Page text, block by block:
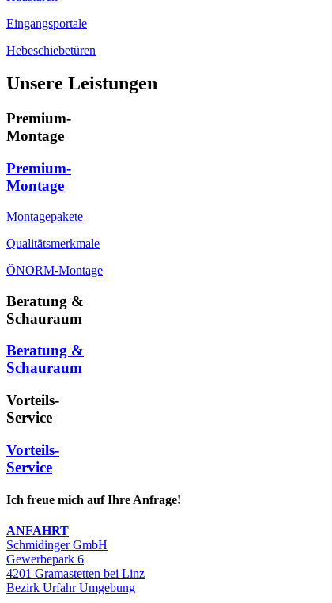
Eingangsportale
Hebeschiebetüren
Unsere Leistungen
Premium-
Montage
Premium-
Montage
Montagepakete
Qualitätsmerkmale
ÖNORM-Montage
Beratung &
Schauraum
Beratung &
Schauraum
Vorteils-
Service
Vorteils-
Service
Ich freue mich auf Ihre Anfrage!
ANFAHRT
Schmidinger GmbH
Gewerbepark 6
4201 Gramastetten bei Linz
Bezirk Urfahr Umgebung